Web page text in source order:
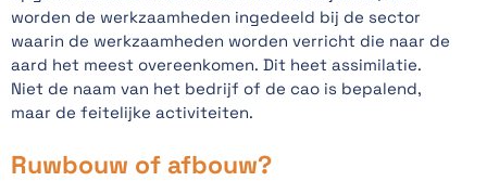
worden de werkzaamheden ingedeeld bij de sector
waarin de werkzaamheden worden verricht die naar de
aard het meest overeenkomen. Dit heet assimilatie.
Niet de naam van het bedrijf of de cao is bepalend,
maar de feitelijke activiteiten.
Ruwbouw of afbouw?